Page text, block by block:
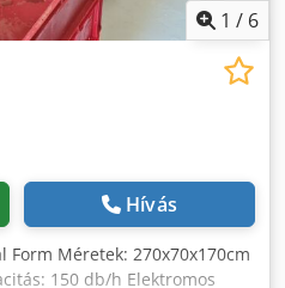
1 / 6
Hívás
Form Méretek: 270x70x170cm
150 db/h Elektromos